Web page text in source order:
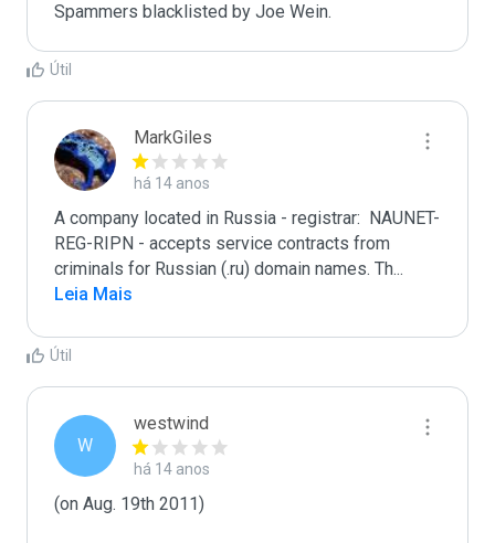
Spammers blacklisted by Joe Wein.
Útil
MarkGiles
há 14 anos
A company located in Russia - registrar:  NAUNET-
REG-RIPN - accepts service contracts from
criminals for Russian (.ru) domain names. Th...
Leia Mais
Útil
W
westwind
há 14 anos
(on Aug. 19th 2011)